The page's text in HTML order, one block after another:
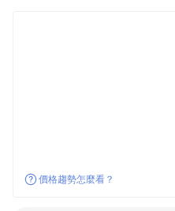
價格趨勢怎麼看？